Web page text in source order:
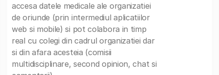
accesa datele medicale ale organizatiei
de oriunde (prin intermediul aplicatiilor
web si mobile) si pot colabora in timp
real cu colegi din cadrul organizatiei dar
si din afara acesteia (comisii
multidisciplinare, second opinion, chat si